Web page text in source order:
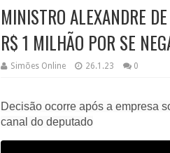
MINISTRO ALEXANDRE
R$ 1 MILHÃO POR SE
Simões Online 26.1.23 0
Decisão ocorre após a empresa
canal do deputado